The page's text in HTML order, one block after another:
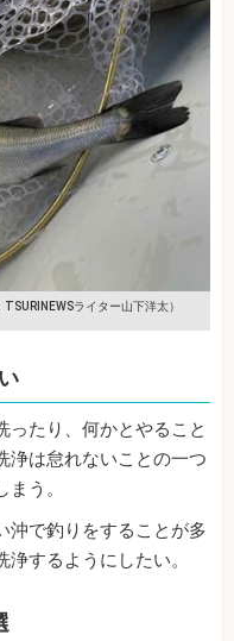
TSURINEWSライター山下洋太）
ったり、何かとやること
浄は怠れないことの一つ
う。
沖で釣りをすることが多
するようにしたい。